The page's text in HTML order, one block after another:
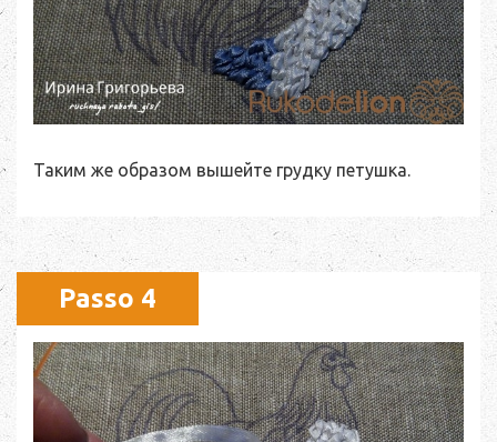
Таким же образом вышейте грудку петушка.
Passo 4